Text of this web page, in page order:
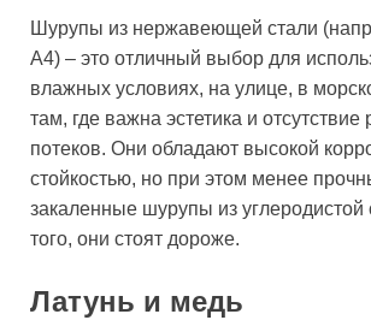
Шурупы из нержавеющей стали
А4) – это отличный выбор для
влажных условиях, на улице, в
там, где важна эстетика и
потеков. Они обладают высокой
стойкостью, но при этом менее
закаленные шурупы из углеродистой
того, они стоят дороже.
Латунь и медь